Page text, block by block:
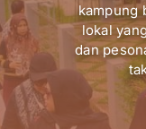
kampung
lokal
dan